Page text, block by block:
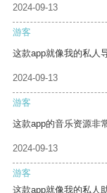
2024-09-13
游客
这款app就像我的私人
2024-09-13
游客
这款app的音乐资源非
2024-09-13
游客
这款app就像我的私人